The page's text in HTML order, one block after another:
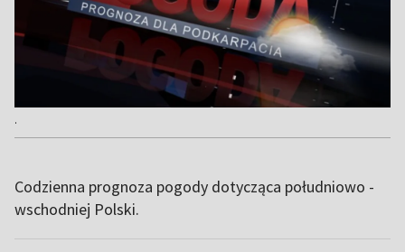
.
Codzienna prognoza pogody dotycząca południowo -
wschodniej Polski.